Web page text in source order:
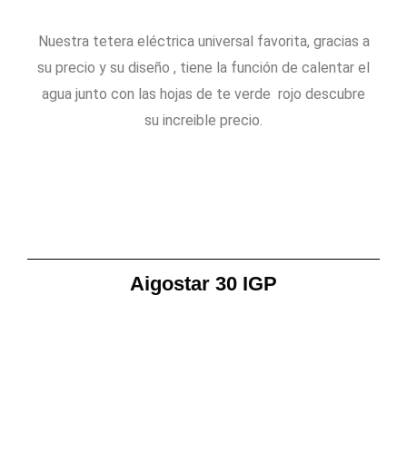
Nuestra tetera eléctrica universal favorita, gracias a
su precio y su diseño , tiene la función de calentar el
agua junto con las hojas de te verde rojo descubre
su increible precio.
Aigostar 30 IGP